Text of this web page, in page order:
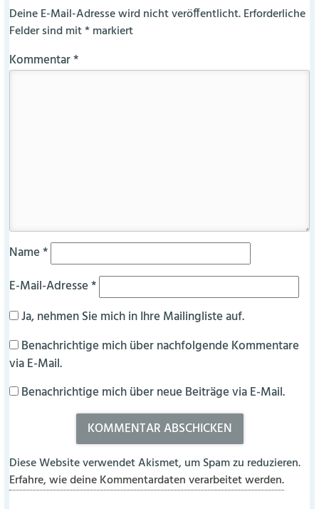
Deine E-Mail-Adresse wird nicht veröffentlicht. Erforderliche
Felder sind mit*markiert
Kommentar*
Name*
E-Mail-Adresse*
Ja, nehmen Sie mich in Ihre Mailingliste auf.
Benachrichtige mich über nachfolgende Kommentare
via E-Mail.
Benachrichtige mich über neue Beiträge via E-Mail.
Diese Website verwendet Akismet, um Spam zu reduzieren.
Erfahre, wie deine Kommentardaten verarbeitet werden.